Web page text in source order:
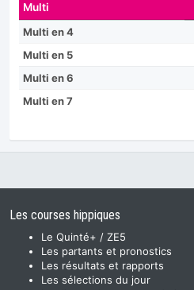
Multi
Multi en 4
Multi en 5
Multi en 6
Multi en 7
Les courses hippiques
Le Quinté+ / ZE5
Les partants et pronostics
Les résultats et rapports
Les sélections du jour